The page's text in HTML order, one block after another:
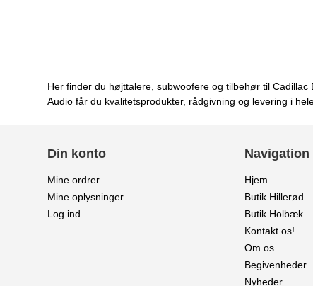
Her finder du højttalere, subwoofere og tilbehør til
Audio får du kvalitetsprodukter, rådgivning og levering i
Din konto
Mine ordrer
Mine oplysninger
Log ind
Navigation
Hjem
Butik Hillerød
Butik Holbæk
Kontakt os!
Om os
Begivenheder
Nyheder